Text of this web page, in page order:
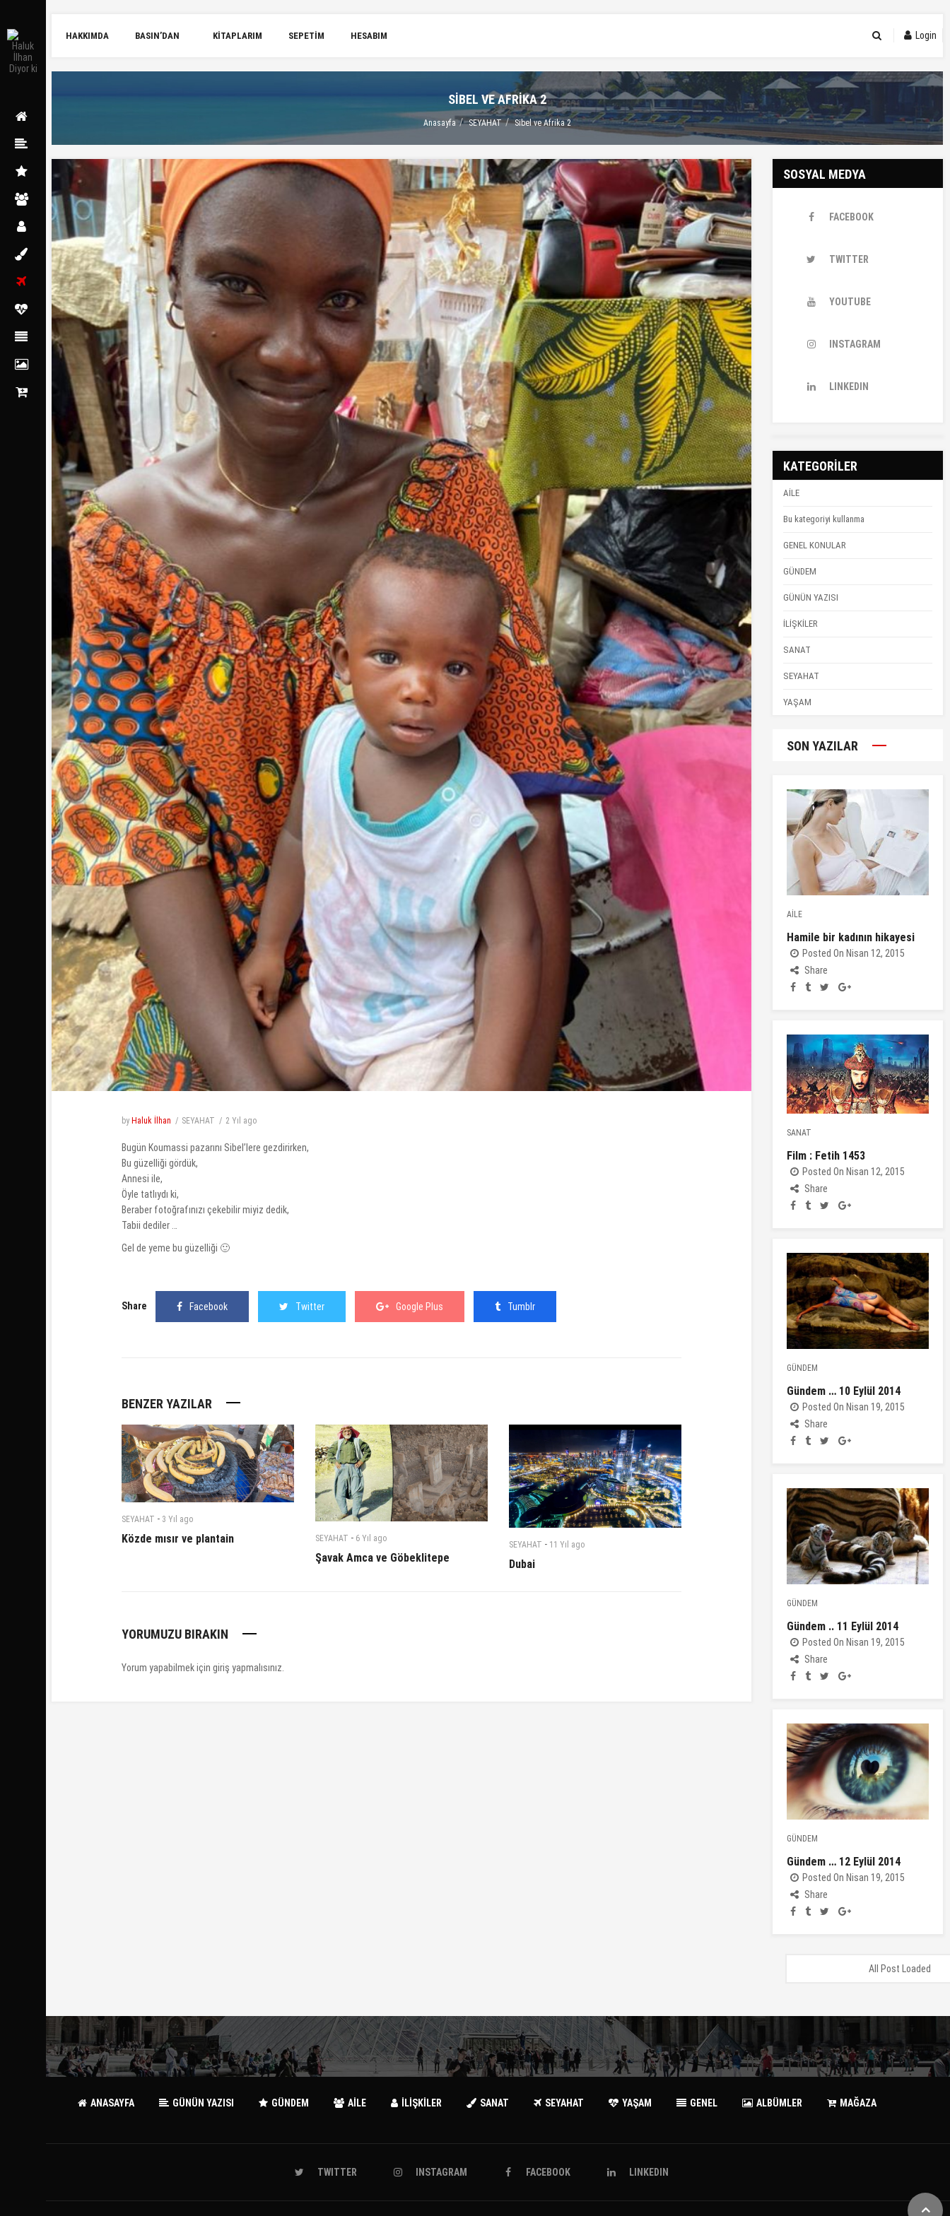
HAKKIMDA BASIN’DAN KITAPLARIM SEPETIM HESABIM Login
SIBEL VE AFRIKA 2
Anasayfa SEYAHAT Sibel ve Afrika 2
byHaluk İlhan SEYAHAT 2 Yıl ago
Bugün Koumassi pazarını Sibel’lere gezdirirken,
Bu güzelliği gördük,
Annesi ile,
Öyle tatlıydı ki,
Beraber fotoğrafınızı çekebilir miyiz dedik,
Tabii dediler …
Gel de yeme bu güzelliği 🙂
Share Facebook Twitter Google Plus Tumblr
BENZER YAZILAR
SEYAHAT - 3 Yıl ago
Közde mısır ve plantain SEYAHAT - 6 Yıl ago
Şavak Amca ve Göbeklitepe
SEYAHAT - 11 Yıl ago
Dubai
YORUMUZU BIRAKIN
Yorum yapabilmek içingiriş yapmalısınız.
SOSYAL MEDYA
FACEBOOK
TWITTER
YOUTUBE
INSTAGRAM
LINKEDIN
KATEGORİLER
AİLE
Bu kategoriyi kullanma
GENEL KONULAR
GÜNDEM
GÜNÜN YAZISI
İLİŞKİLER
SANAT
SEYAHAT
YAŞAM
SON YAZILAR
AİLE
Hamile bir kadının hikayesi
Posted On Nisan 12, 2015
Share
SANAT
Film : Fetih 1453
Posted On Nisan 12, 2015
Share
GÜNDEM
Gündem … 10 Eylül 2014
Posted On Nisan 19, 2015
Share
GÜNDEM
Gündem .. 11 Eylül 2014
Posted On Nisan 19, 2015
Share
GÜNDEM
Gündem … 12 Eylül 2014
Posted On Nisan 19, 2015
Share
All Post Loaded
ANASAYFA GÜNÜN YAZISI GÜNDEM AİLE İLİŞKİLER SANAT SEYAHAT YAŞAM GENEL ALBÜMLER MAĞAZA
TWITTER INSTAGRAM FACEBOOK LINKEDIN